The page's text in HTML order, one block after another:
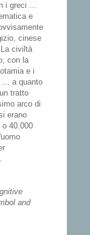
i greci …
e
cinese
civiltà
con la
e i
… a quanto
tratto
arco di
erano
40.000
and